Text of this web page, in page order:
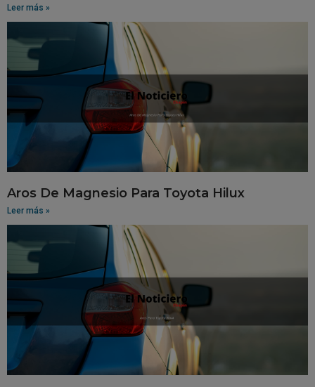
Leer más »
Aros De Magnesio Para Toyota Hilux
Leer más »